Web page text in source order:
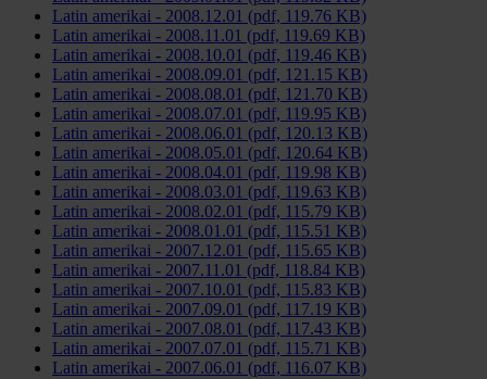
Latin amerikai - 2008.12.01 (pdf, 119.76 KB)
Latin amerikai - 2008.11.01 (pdf, 119.69 KB)
Latin amerikai - 2008.10.01 (pdf, 119.46 KB)
Latin amerikai - 2008.09.01 (pdf, 121.15 KB)
Latin amerikai - 2008.08.01 (pdf, 121.70 KB)
Latin amerikai - 2008.07.01 (pdf, 119.95 KB)
Latin amerikai - 2008.06.01 (pdf, 120.13 KB)
Latin amerikai - 2008.05.01 (pdf, 120.64 KB)
Latin amerikai - 2008.04.01 (pdf, 119.98 KB)
Latin amerikai - 2008.03.01 (pdf, 119.63 KB)
Latin amerikai - 2008.02.01 (pdf, 115.79 KB)
Latin amerikai - 2008.01.01 (pdf, 115.51 KB)
Latin amerikai - 2007.12.01 (pdf, 115.65 KB)
Latin amerikai - 2007.11.01 (pdf, 118.84 KB)
Latin amerikai - 2007.10.01 (pdf, 115.83 KB)
Latin amerikai - 2007.09.01 (pdf, 117.19 KB)
Latin amerikai - 2007.08.01 (pdf, 117.43 KB)
Latin amerikai - 2007.07.01 (pdf, 115.71 KB)
Latin amerikai - 2007.06.01 (pdf, 116.07 KB)